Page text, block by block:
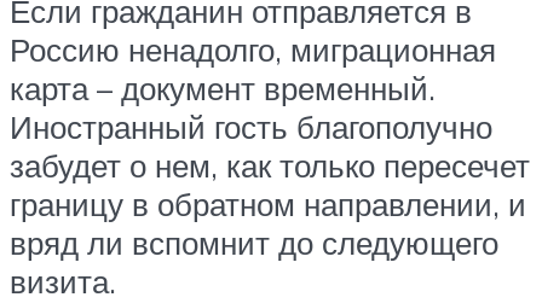
Если гражданин отправляется в
Россию ненадолго, миграционная
карта – документ временный.
Иностранный гость благополучно
забудет о нем, как только пересечет
границу в обратном направлении, и
вряд ли вспомнит до следующего
визита.